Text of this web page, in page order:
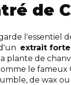
de
l'essentiel
extrait
plante de
le fameux
de wax ou